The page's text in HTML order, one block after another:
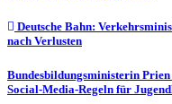
Deutsche Bahn:
nach Verlusten
Bundesbildungsministerin
Social-Media-Regeln für